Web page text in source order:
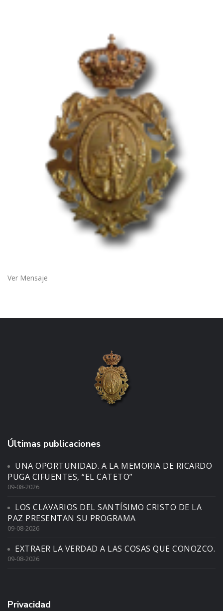
Ver Mensaje
Últimas publicaciones
UNA OPORTUNIDAD. A LA MEMORIA DE RICARDO
PUGA CIFUENTES, “EL CATETO”
09-08-2026
LOS CLAVARIOS DEL SANTÍSIMO CRISTO DE LA
PAZ PRESENTAN SU PROGRAMA
09-08-2026
EXTRAER LA VERDAD A LAS COSAS QUE CONOZCO.
09-08-2026
Privacidad